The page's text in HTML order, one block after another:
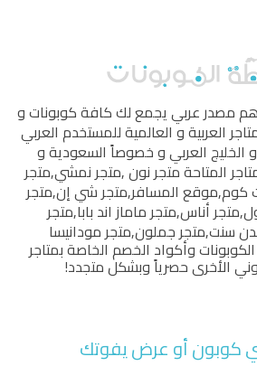
مصدر عربي يجمع لك كافة كوبونات و
العربية و العالمية للمستخدم العربي
العربي و خصوصاً السعودية و
المتاحةمتجر نون,متجر نمشي,متجر
كوم,موقع المسافر,متجر شي إن,متجر
,متجر أناس,متجر ماماز اند بابا,متجر
سنت,متجر جملون,متجر مودانيسا
وأكواد الخصم الخاصة بمتاجر
الأخرى حصرياً وبشكل متجدد!
كوبون أو عرض يفوتك